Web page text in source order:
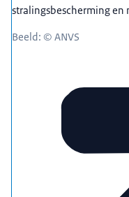
stralingsbescherming en
Beeld: © ANVS